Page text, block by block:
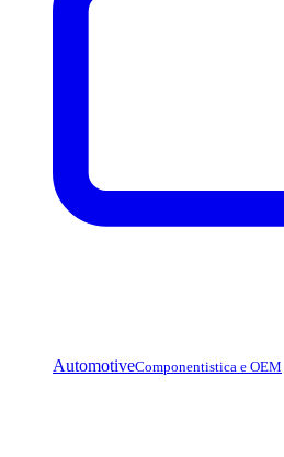
AutomotiveComponentistica e OEM